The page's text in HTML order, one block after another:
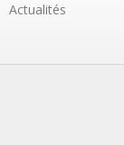
Actualités